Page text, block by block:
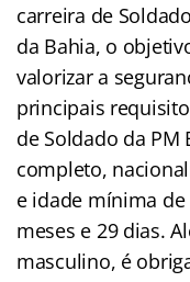
carreira de
da Bahia, o
valorizar a
principais
de Soldado da PM
completo,
e idade mínima de
meses e 29 dias.
masculino, é